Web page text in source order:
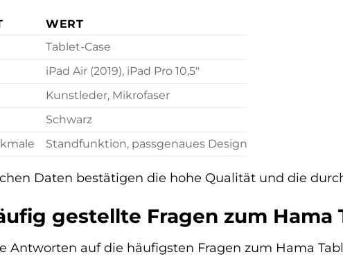
WERT
Tablet-Case
iPad Air (2019), iPad Pro 10,5″
Kunstleder, Mikrofaser
Schwarz
Standfunktion, passgenaues Design
Daten bestätigen die hohe Qualität und die
gestellte Fragen zum Hama
Antworten auf die häufigsten Fragen zum Hama